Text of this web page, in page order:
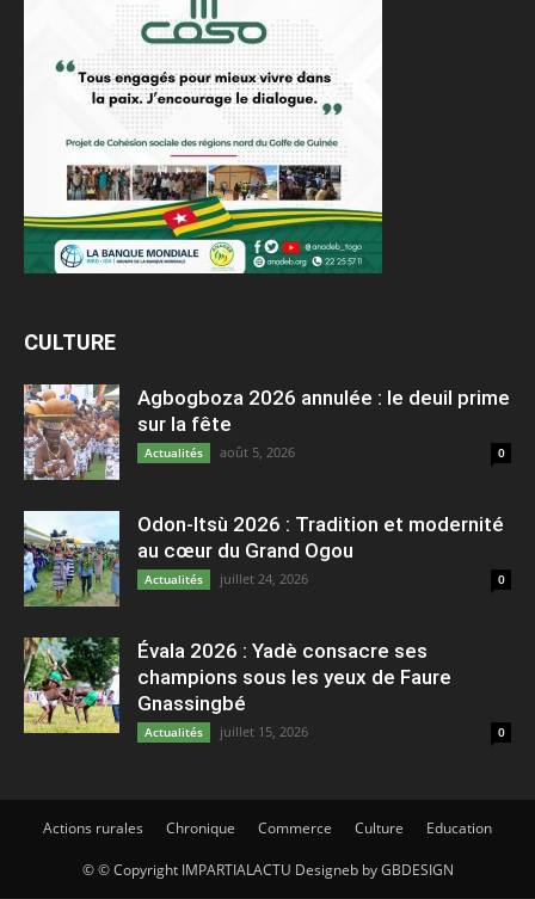
CULTURE
Agbogboza 2026 annulée : le deuil prime
sur la fête
Actualités août 5, 2026 0
Odon-Itsù 2026 : Tradition et modernité
au cœur du Grand Ogou
Actualités juillet 24, 2026 0
Évala 2026 : Yadè consacre ses
champions sous les yeux de Faure
Gnassingbé
Actualités juillet 15, 2026 0
Actions rurales Chronique Commerce Culture Education
© © Copyright IMPARTIALACTU Designeb by GBDESIGN